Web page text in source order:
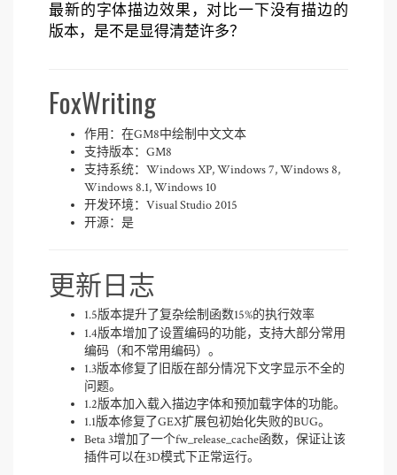
最新的字体描边效果，对比一下没有描边的
版本，是不是显得清楚许多？
FoxWriting
作用：在GM8中绘制中文文本
支持版本：GM8
支持系统：Windows XP, Windows 7, Windows 8,
Windows 8.1, Windows 10
开发环境：Visual Studio 2015
开源：是
更新日志
1.5版本提升了复杂绘制函数15%的执行效率
1.4版本增加了设置编码的功能，支持大部分常用
编码（和不常用编码）。
1.3版本修复了旧版在部分情况下文字显示不全的
问题。
1.2版本加入载入描边字体和预加载字体的功能。
1.1版本修复了GEX扩展包初始化失败的BUG。
Beta 3增加了一个fw_release_cache函数，保证让该
插件可以在3D模式下正常运行。